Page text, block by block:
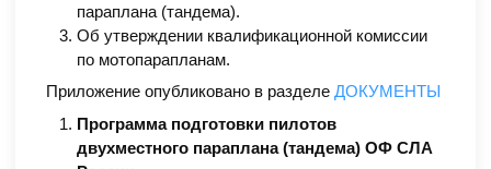
параплана (тандема).
Об утверждении квалификационной комиссии
по мотопарапланам.
Приложение опубликовано в разделеДОКУМЕНТЫ
Программа подготовки пилотов
двухместного параплана (тандема) ОФ СЛА